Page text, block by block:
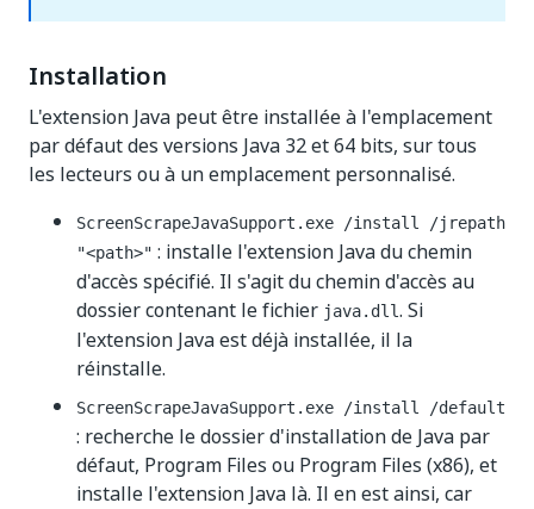
Installation
L'extension Java peut être installée à l'emplacement
par défaut des versions Java 32 et 64 bits, sur tous
les lecteurs ou à un emplacement personnalisé.
ScreenScrapeJavaSupport.exe /install /jrepath
"<path>" : installe l'extension Java du chemin
d'accès spécifié. Il s'agit du chemin d'accès au
dossier contenant le fichier java.dll. Si
l'extension Java est déjà installée, il la
réinstalle.
ScreenScrapeJavaSupport.exe /install /default
: recherche le dossier d'installation de Java par
défaut, Program Files ou Program Files (x86), et
installe l'extension Java là. Il en est ainsi, car